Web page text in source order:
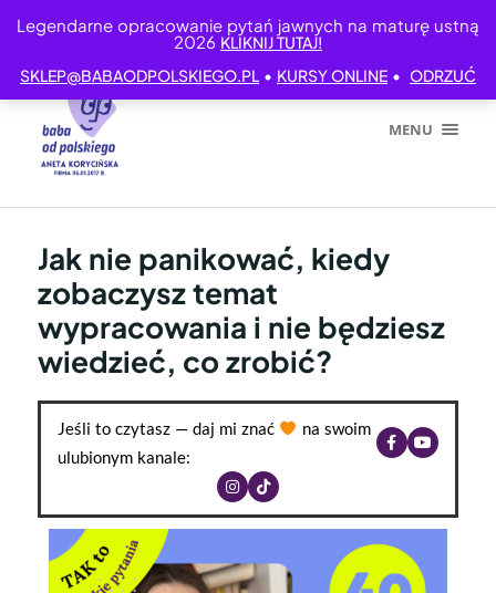
Legendarne opracowanie pytań jawnych na maturę ustną
2026 KLIKNIJ TUTAJ!
SKLEP@BABAODPOLSKIEGO.PL • KURSY ONLINE • ODRZUĆ
MENU
Jak nie panikować, kiedy
zobaczysz temat
wypracowania i nie będziesz
wiedzieć, co zrobić?
Jeśli to czytasz — daj mi znać
na swoim
ulubionym kanale: